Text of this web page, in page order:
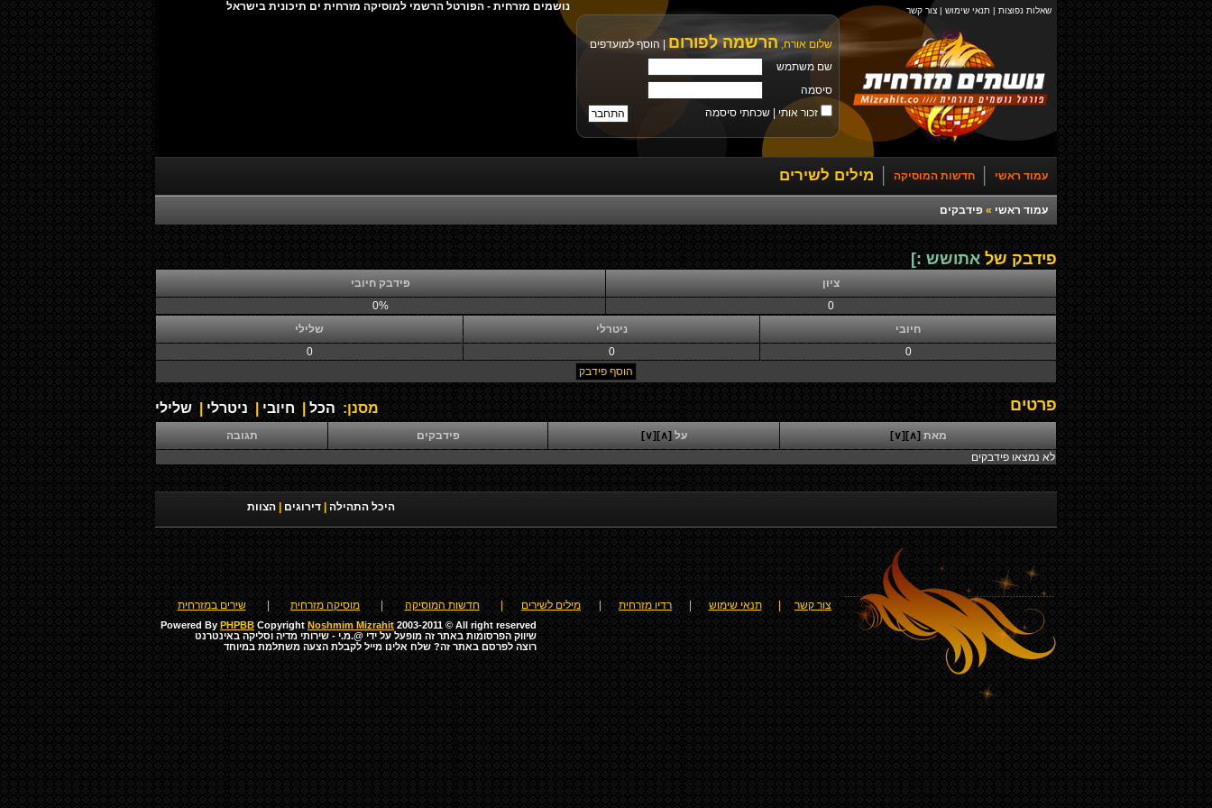
שאלות נפוצות | תנאי שימוש | צור קשר
שלום אורח, הרשמה לפורום
הוסף למועדפים
שם משתמש
סיסמה
זכור אותי |שכחתי סיסמה
נושמים מזרחית - הפורטל הרשמי למוסיקה מזרחית ים תיכונית בישראל
עמוד ראשי חדשות המוסיקה מילים לשירים
עמוד ראשי » פידבקים
פידבק של אתושש :]
ציון
פידבק חיובי
0
0%
חיובי
ניטרלי
שלילי
0
0
0
מסנן: הכל חיובי ניטרלי שלילי פרטים
מאת [∧]
[∨] על [∧]
[∨] פידבקים
תגובה
לא נמצאו פידבקים
היכל התהילה דירוגים הצוות
צור קשר תנאי שימוש רדיו מזרחית מילים לשירים חדשות המוסיקה מוסיקה מזרחית שירים במזרחית
Powered By PHPBB Copyright Noshmim Mizrahit 2003-2011 © All right reserved
שיווק הפרסומות באתר זה מופעל על ידי @.מ.י - שירותי מדיה וסליקה באינטרנט
רוצה לפרסם באתר זה? שלח אלינו מייל לקבלת הצעה משתלמת במיוחד